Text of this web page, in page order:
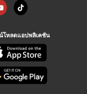
โหลดแอปพลิเคชัน